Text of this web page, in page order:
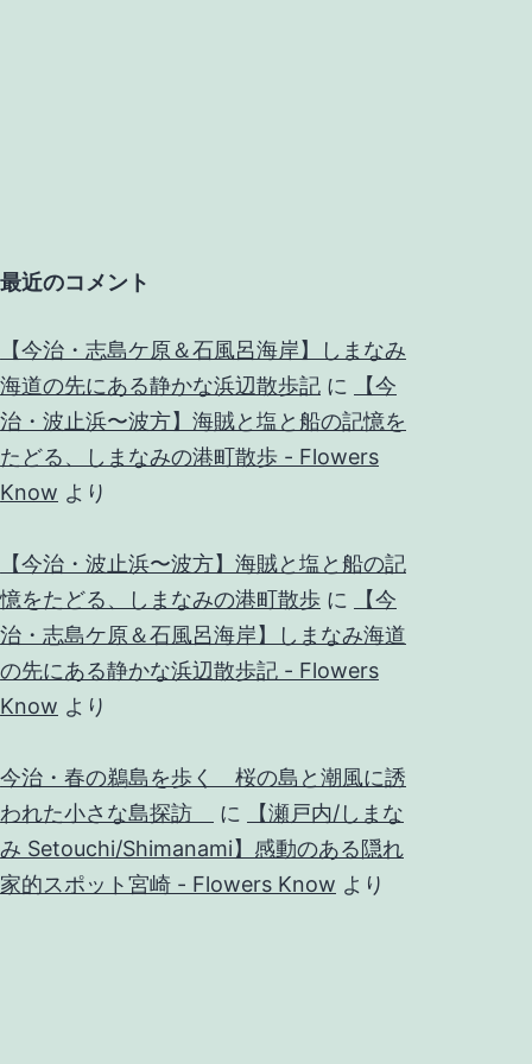
最近のコメント
【今治・志島ケ原＆石風呂海岸】しまなみ
海道の先にある静かな浜辺散歩記 に
【今
治・波止浜〜波方】海賊と塩と船の記憶を
たどる、しまなみの港町散歩 - Flowers
Know より
【今治・波止浜〜波方】海賊と塩と船の記
憶をたどる、しまなみの港町散歩 に
【今
治・志島ケ原＆石風呂海岸】しまなみ海道
の先にある静かな浜辺散歩記 - Flowers
Know より
今治・春の鵜島を歩く 桜の島と潮風に誘
われた小さな島探訪
に
【瀬戸内/しまな
み Setouchi/Shimanami】感動のある隠れ
家的スポット宮崎 - Flowers Know より